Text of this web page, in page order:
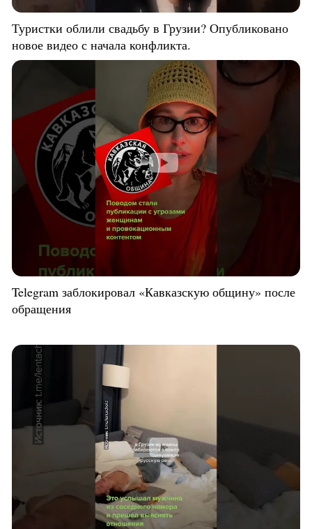
Туристки облили свадьбу в Грузии? Опубликовано
новое видео с начала конфликта.
Telegram заблокировал «Кавказскую общину» после
обращения